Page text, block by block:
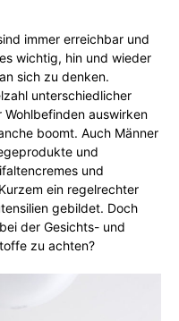
immer erreichbar und
wichtig, hin und wieder
sich zu denken.
unterschiedlicher
auswirken
boomt. Auch Männer
und
und
ein regelrechter
gebildet. Doch
der Gesichts- und
zu achten?